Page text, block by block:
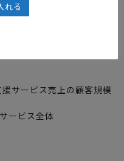
サービス売上の顧客規模
ービス全体
れる